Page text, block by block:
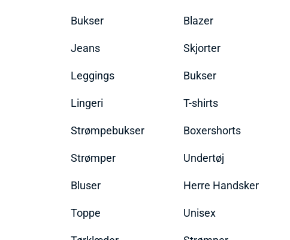
Bukser
Jeans
Leggings
Lingeri
Strømpebukser
Strømper
Bluser
Toppe
Blazer
Skjorter
Bukser
T-shirts
Boxershorts
Undertøj
Herre Handsker
Unisex